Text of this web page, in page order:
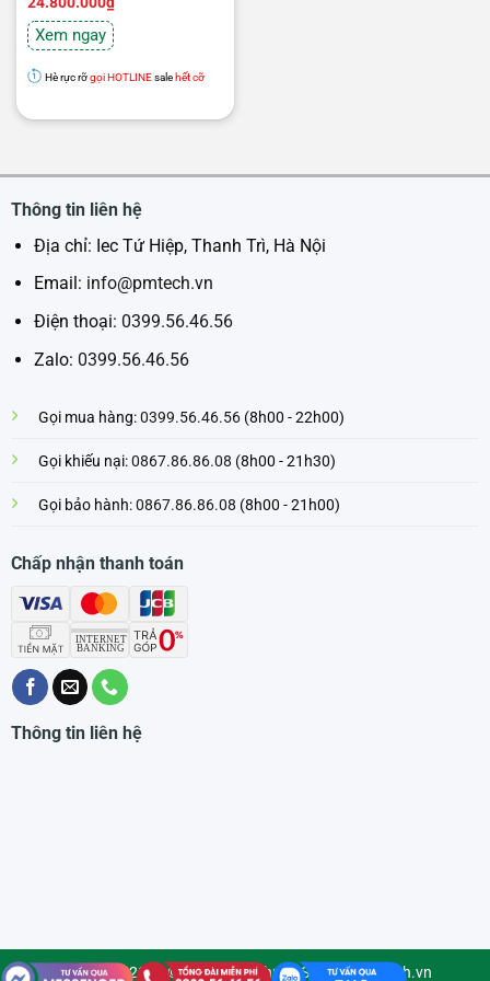
26.800.000₫.
là:
24.800.000₫.
Xem ngay
Hè rực rỡgọi HOTLINEsale hết cỡ
Thông tin liên hệ
Địa chỉ: Iec Tứ Hiệp, Thanh Trì, Hà Nội
Email: info@pmtech.vn
Điện thoại: 0399.56.46.56
Zalo: 0399.56.46.56
Gọi mua hàng:0399.56.46.56(8h00 - 22h00)
Gọi khiếu nại:0867.86.86.08 (8h00 - 21h30)
Gọi bảo hành:0867.86.86.08 (8h00 - 21h00)
Chấp nhận thanh toán
Thông tin liên hệ
Copyright 2026 © Bản quyền thuộc Siêu Thị PmTech.vn